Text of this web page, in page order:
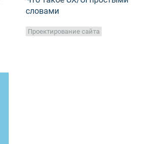
словами
Проектирование сайта